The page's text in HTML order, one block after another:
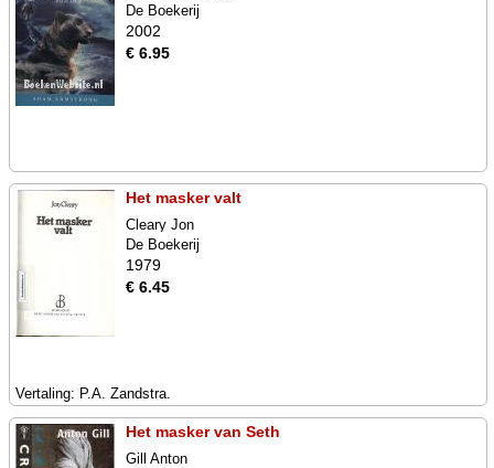
De Boekerij
2002
€ 6.95
Het masker valt
Cleary Jon
De Boekerij
1979
€ 6.45
Vertaling: P.A. Zandstra.
Het masker van Seth
Gill Anton